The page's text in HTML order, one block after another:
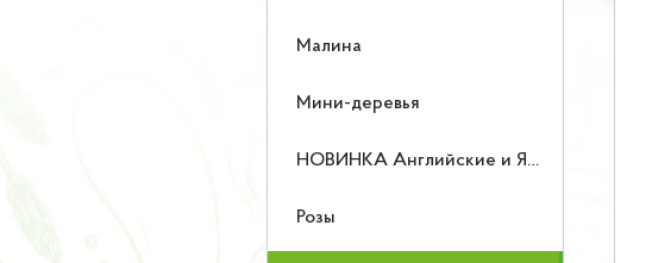
Малина
Мини-деревья
НОВИНКА Английские и Японские розы
Розы